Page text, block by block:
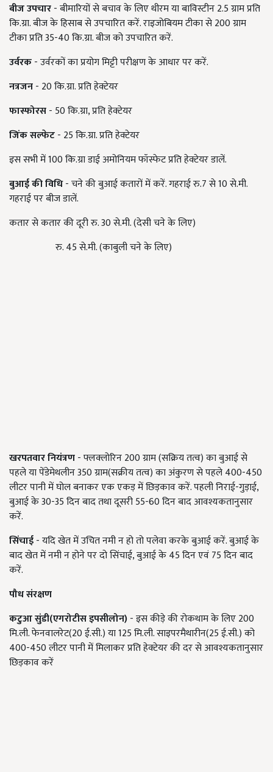
बीज उपचार- बीमारियों से बचाव के लिए थीरम या बाविस्टीन 2.5 ग्राम प्रति
कि.ग्रा. बीज के हिसाब से उपचारित करें. राइजोबियम टीका से 200 ग्राम
टीका प्रति 35-40 कि.ग्रा. बीज को उपचारित करें.
उर्वरक- उर्वरकों का प्रयोग मिट्टी परीक्षण के आधार पर करें.
नत्रजन- 20 कि.ग्रा. प्रति हेक्टेयर
फास्फोरस- 50 कि.ग्रा, प्रति हेक्टेयर
जिंक सल्फेट- 25 कि.ग्रा. प्रति हेक्टेयर
इस सभी में 100 कि.ग्रा डाई अमोनियम फॉस्फेट प्रति हेक्टेयर डालें.
बुआई की विधि- चने की बुआई कतारों में करें. गहराई रु.7 से 10 से.मी.
गहराई पर बीज डालें.
कतार से कतार की दूरी रु. 30 से.मी. (देसी चने के लिए)
रु. 45 से.मी. (काबुली चने के लिए)
खरपतवार नियंत्रण- फ्लक्लोरिन 200 ग्राम (सक्रिय तत्व) का बुआई से
पहले या पेंडेमेथलीन 350 ग्राम(सक्रीय तत्व) का अंकुरण से पहले 400-450
लीटर पानी में घोल बनाकर एक एकड़ में छिड़काव करें. पहली निराई-गुड़ाई,
बुआई के 30-35 दिन बाद तथा दूसरी 55-60 दिन बाद आवश्यकतानुसार
करें.
सिंचाई- यदि खेत में उचित नमी न हो तो पलेवा करके बुआई करें. बुआई के
बाद खेत में नमी न होने पर दो सिंचाई, बुआई के 45 दिन एवं 75 दिन बाद
करें.
पौध संरक्षण
कटुआ सुंडी(एगरोटीस इपसीलोन)- इस कीड़े की रोकथाम के लिए 200
मि.ली. फेनवालरेट(20 ई.सी.) या 125 मि.ली. साइपरमैथारीन(25 ई.सी.) को
400-450 लीटर पानी में मिलाकर प्रति हेक्टेयर की दर से आवश्यकतानुसार
छिड़काव करें